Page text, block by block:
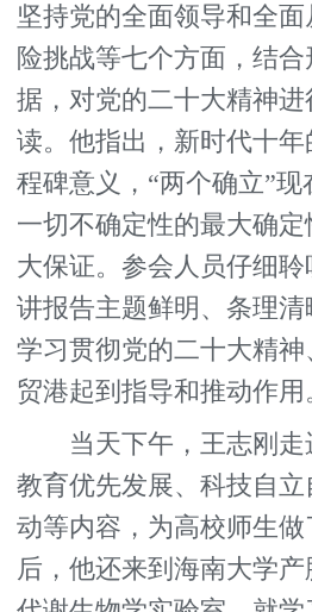
坚持党的全面领导和全
险挑战等七个方面，结
据，对党的二十大精神
读。他指出，新时代十
程碑意义，“两个确立”
一切不确定性的最大确
大保证。参会人员仔细
讲报告主题鲜明、条理
学习贯彻党的二十大精
贸港起到指导和推动作用
当天下午，王志刚走
教育优先发展、科技自
动等内容，为高校师生
后，他还来到海南大学